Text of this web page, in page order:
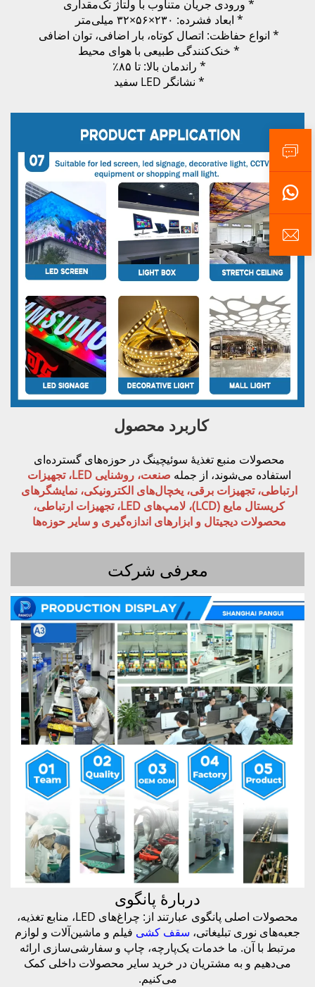
* ورودی جریان متناوب با ولتاژ تک‌مقداری
* ابعاد فشرده: ۲۳۰×۵۶×۳۲ میلی‌متر
* انواع حفاظت: اتصال کوتاه، بار اضافی، توان اضافی
* خنک‌کنندگی طبیعی با هوای محیط
* راندمان بالا: تا ۸۵٪
* نشانگر LED سفید
کاربرد محصول
استفاده می‌شوند، از جمله
محصولات دیجیتال و ابزارهای اندازه‌گیری و سایر حوزه‌ها
معرفی شرکت
دربارهٔ پانگوی
محصولات اصلی پانگوی عبارتند از: چراغ‌های LED، منابع تغذیه،
جعبه‌های نوری تبلیغاتی، سقف کشی فیلم و ماشین‌آلات و لوازم
مرتبط با آن. ما خدمات یک‌پارچه، چاپ و سفارشی‌سازی ارائه
می‌دهیم و به مشتریان در خرید سایر محصولات داخلی کمک
می‌کنیم.